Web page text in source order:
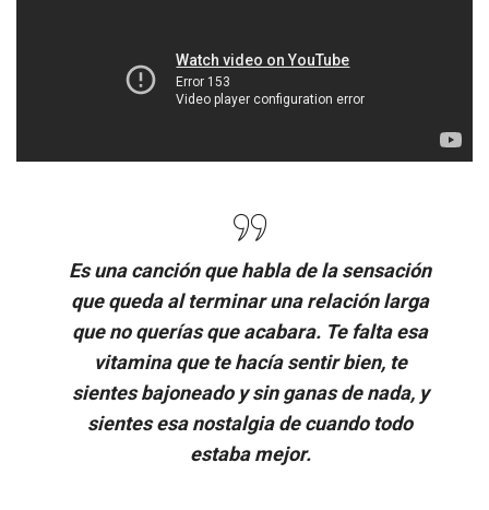
Es una canción que habla de la sensación
que queda al terminar una relación larga
que no querías que acabara. Te falta esa
vitamina que te hacía sentir bien, te
sientes bajoneado y sin ganas de nada, y
sientes esa nostalgia de cuando todo
estaba mejor.